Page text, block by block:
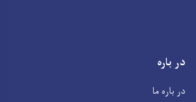
در باره
در باره ما